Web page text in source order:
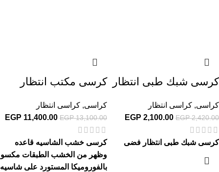
كرسى شبك طبى انتظار
كراسى, كراسى انتظار
EGP2,420.00
EGP 2,100.00
كرسى شبك طبى انتظار فضى
كرسى مكتب انتظار
كراسى, كراسى انتظار
EGP13,100.00
EGP 11,400.00
كرسى خشب الشاسيه قاعده
وظهر من الخشب الطبقات مكسو
بالفوروميكا المستورد على شاسيه